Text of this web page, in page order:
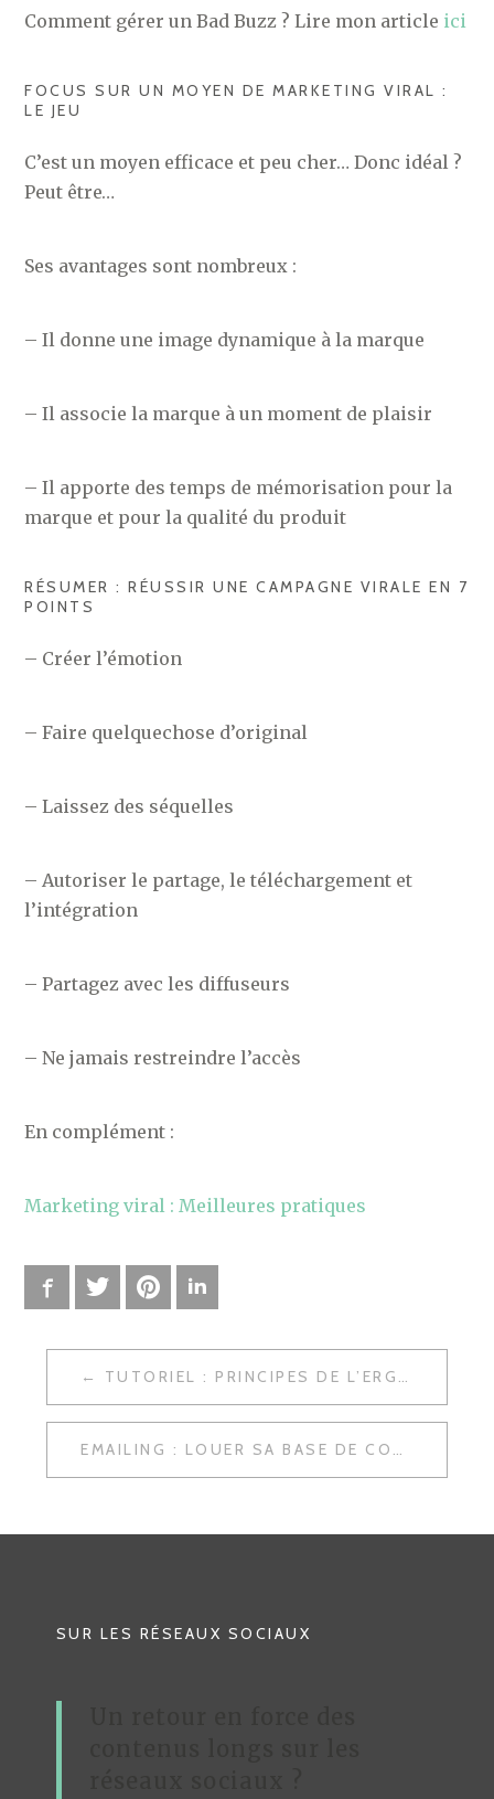
Comment gérer un Bad Buzz ? Lire mon article ici
FOCUS SUR UN MOYEN DE MARKETING VIRAL :
LE JEU
C’est un moyen efficace et peu cher… Donc idéal ?
Peut être…
Ses avantages sont nombreux :
– Il donne une image dynamique à la marque
– Il associe la marque à un moment de plaisir
– Il apporte des temps de mémorisation pour la
marque et pour la qualité du produit
RÉSUMER : RÉUSSIR UNE CAMPAGNE VIRALE EN 7
POINTS
– Créer l’émotion
– Faire quelquechose d’original
– Laissez des séquelles
– Autoriser le partage, le téléchargement et
l’intégration
– Partagez avec les diffuseurs
– Ne jamais restreindre l’accès
En complément :
Marketing viral : Meilleures pratiques
FacebookTwitter Pinterest
TUTORIEL : PRINCIPES DE L’ERGONOMIE WEB
SUR LES RÉSEAUX SOCIAUX